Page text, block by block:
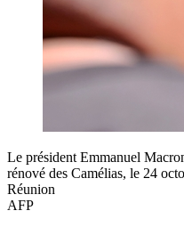
Le président Emmanuel
rénové des Camélias, le 24
Réunion
AFP